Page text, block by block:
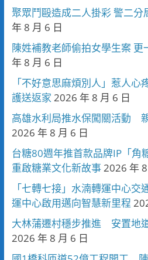
聚眾鬥毆造成二人掛彩 警二分
年 8 月 6 日
陳姓補教老師偷拍女學生案 更
年 8 月 6 日
「不好意思麻煩別人」惹人
護送返家 2026 年 8 月 6 日
高雄水利局推水保闖關活動
2026 年 8 月 6 日
台糖80週年推首款品牌IP「
重啟糖業文化新故事2026 年
「七轉七接」水湳轉運中心
運中心啟用邁向智慧新里程
大林蒲遷村穩步推進 安置地
2026 年 8 月 6 日